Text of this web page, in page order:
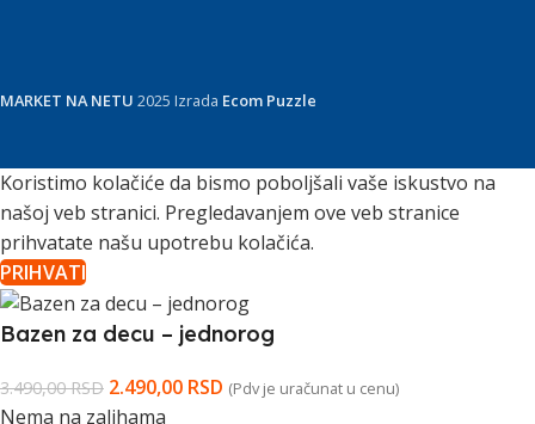
MARKET NA NETU 2025 Izrada Ecom Puzzle
Koristimo kolačiće da bismo poboljšali vaše iskustvo na
našoj veb stranici. Pregledavanjem ove veb stranice
prihvatate našu upotrebu kolačića.
PRIHVATI
Bazen za decu – jednorog
3.490,00RSD 2.490,00 RSD (Pdv je uračunat u cenu)
Nema na zalihama